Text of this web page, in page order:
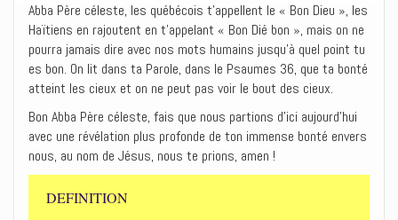
Abba Père céleste, les québécois t’appellent le « Bon Dieu », les
Haïtiens en rajoutent en t’appelant « Bon Dié bon », mais on ne
pourra jamais dire avec nos mots humains jusqu’à quel point tu
es bon. On lit dans ta Parole, dans le Psaumes 36, que ta bonté
atteint les cieux et on ne peut pas voir le bout des cieux.
Bon Abba Père céleste, fais que nous partions d’ici aujourd’hui
avec une révélation plus profonde de ton immense bonté envers
nous, au nom de Jésus, nous te prions, amen !
DEFINITION